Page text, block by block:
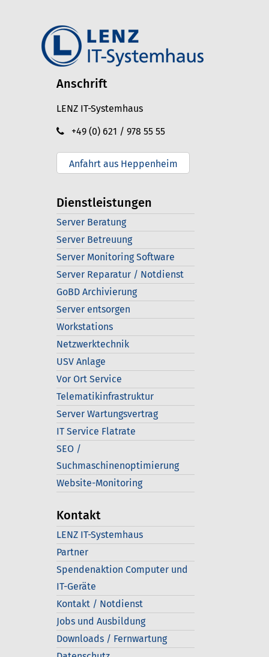
Anschrift
LENZ IT-Systemhaus
+49 (0) 621 / 978 55 55
Anfahrt aus Heppenheim
Dienstleistungen
Server Beratung
Server Betreuung
Server Monitoring Software
Server Reparatur / Notdienst
GoBD Archivierung
Server entsorgen
Workstations
Netzwerktechnik
USV Anlage
Vor Ort Service
Telematikinfrastruktur
Server Wartungsvertrag
IT Service Flatrate
SEO /
Suchmaschinenoptimierung
Website-Monitoring
Kontakt
LENZ IT-Systemhaus
Partner
Spendenaktion Computer und
IT-Geräte
Kontakt / Notdienst
Jobs und Ausbildung
Downloads / Fernwartung